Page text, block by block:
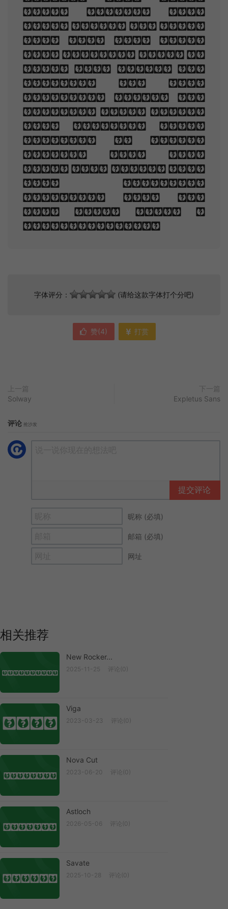
your beauty with
love false or true,
But one man loved
the pilgrim soul in
you, And loved the
sorrows of your
changing face. And
bending down beside
the glowing bars,
Murmur, a little
sadly, how Love
fled And paced upon
the mountains
overhead And hid
his face amid a
crowd of stars.
字体评分： (请给这款字体打个分吧)
赞(4) 打赏
上一篇
Solway
下一篇
Expletus Sans
评论 抢沙发
提交评论
昵称 (必填)
邮箱 (必填)
网址
相关推荐
New Rocker
New Rocker...
2025-11-25 评论(0)
Viga
Viga
2023-03-23 评论(0)
Nova Cut
Nova Cut
2023-06-20 评论(0)
Astloch
Astloch
2026-05-06 评论(0)
Savate
Savate
2025-10-28 评论(0)